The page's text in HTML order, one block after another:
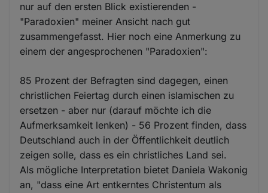
nur auf den ersten Blick existierenden -
"Paradoxien" meiner Ansicht nach gut
zusammengefasst. Hier noch eine Anmerkung zu
einem der angesprochenen "Paradoxien":
85 Prozent der Befragten sind dagegen, einen
christlichen Feiertag durch einen islamischen zu
ersetzen - aber nur (darauf möchte ich die
Aufmerksamkeit lenken) - 56 Prozent finden, dass
Deutschland auch in der Öffentlichkeit deutlich
zeigen solle, dass es ein christliches Land sei.
Als mögliche Interpretation bietet Daniela Wakonig
an, "dass eine Art entkerntes Christentum als